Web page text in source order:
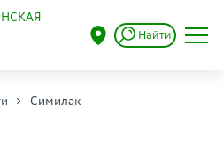
Найти
Симилак